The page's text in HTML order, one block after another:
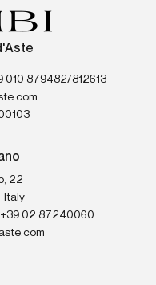
010 879482/812613
22
Italy
+39 02 87240060